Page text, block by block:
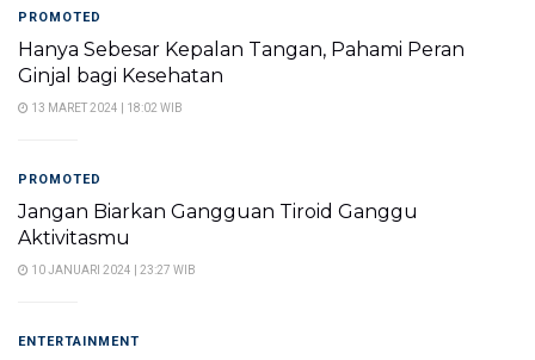
PROMOTED
Hanya Sebesar Kepalan Tangan, Pahami Peran
Ginjal bagi Kesehatan
13 MARET 2024 | 18:02 WIB
PROMOTED
Jangan Biarkan Gangguan Tiroid Ganggu
Aktivitasmu
10 JANUARI 2024 | 23:27 WIB
ENTERTAINMENT